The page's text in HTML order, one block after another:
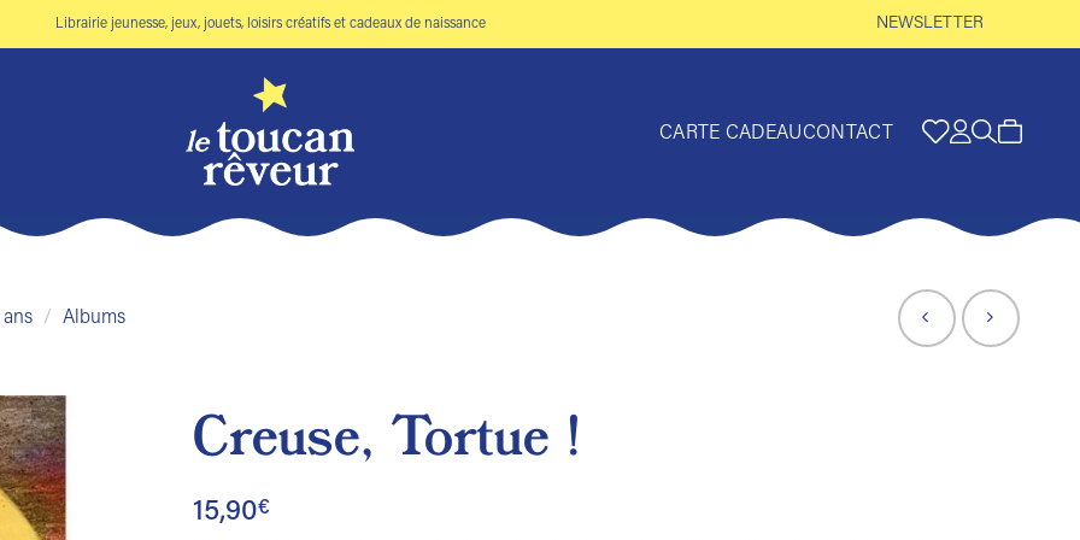
Librairie jeunesse, jeux, jouets, loisirs créatifs et cadeaux de naissance NEWSLETTER
CARTE CADEAUCONTACT
/ Albums
Ajouter
la liste
de
souhaits
Creuse, Tortue !
15,90€